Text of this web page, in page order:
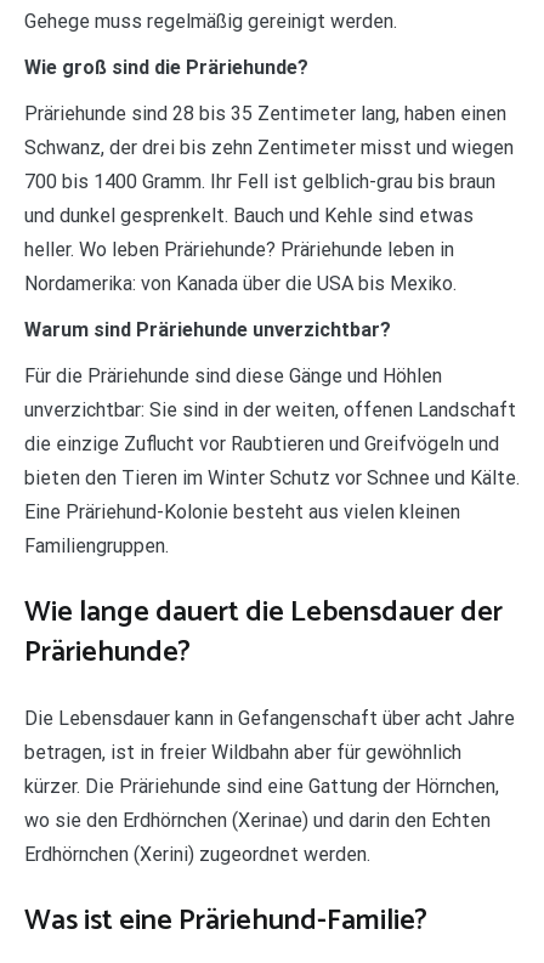
Gehege muss regelmäßig gereinigt werden.
Wie groß sind die Präriehunde?
Präriehunde sind 28 bis 35 Zentimeter lang, haben einen
Schwanz, der drei bis zehn Zentimeter misst und wiegen
700 bis 1400 Gramm. Ihr Fell ist gelblich-grau bis braun
und dunkel gesprenkelt. Bauch und Kehle sind etwas
heller. Wo leben Präriehunde? Präriehunde leben in
Nordamerika: von Kanada über die USA bis Mexiko.
Warum sind Präriehunde unverzichtbar?
Für die Präriehunde sind diese Gänge und Höhlen
unverzichtbar: Sie sind in der weiten, offenen Landschaft
die einzige Zuflucht vor Raubtieren und Greifvögeln und
bieten den Tieren im Winter Schutz vor Schnee und Kälte.
Eine Präriehund-Kolonie besteht aus vielen kleinen
Familiengruppen.
Wie lange dauert die Lebensdauer der
Präriehunde?
Die Lebensdauer kann in Gefangenschaft über acht Jahre
betragen, ist in freier Wildbahn aber für gewöhnlich
kürzer. Die Präriehunde sind eine Gattung der Hörnchen,
wo sie den Erdhörnchen (Xerinae) und darin den Echten
Erdhörnchen (Xerini) zugeordnet werden.
Was ist eine Präriehund-Familie?